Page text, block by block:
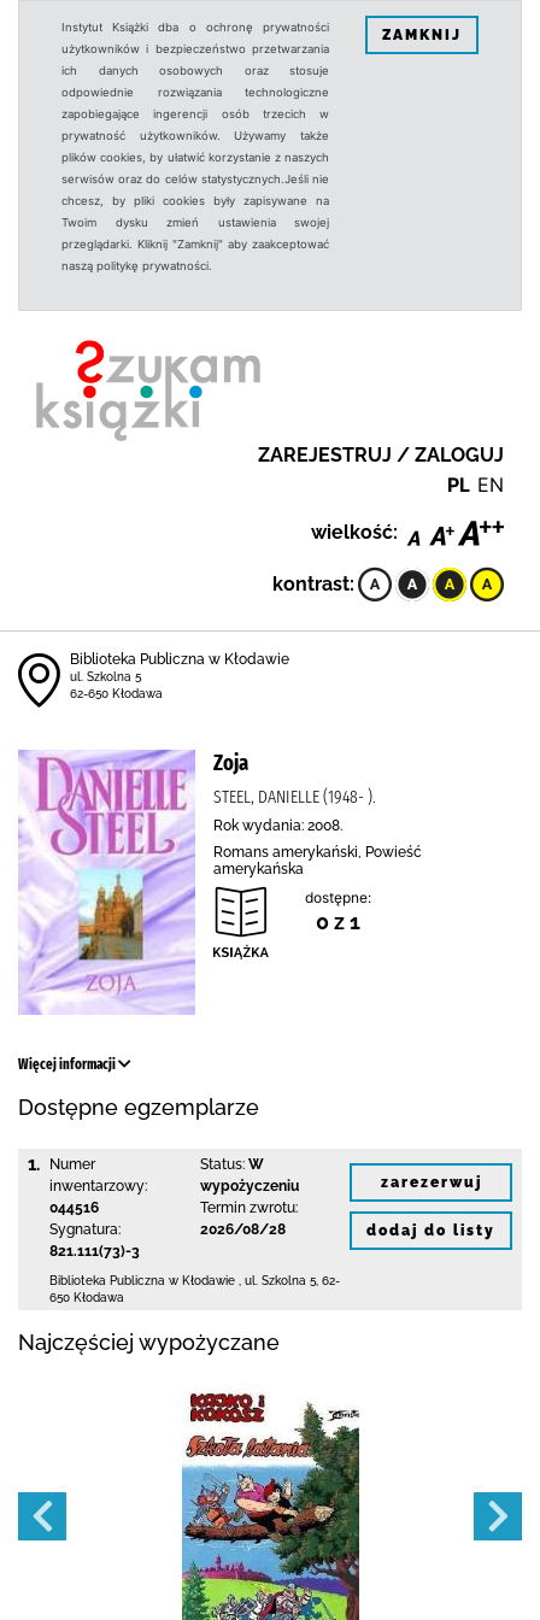
Instytut Książki dba o ochronę prywatności
użytkowników i bezpieczeństwo przetwarzania
ich danych osobowych oraz stosuje
odpowiednie rozwiązania technologiczne
zapobiegające ingerencji osób trzecich w
prywatność użytkowników. Używamy także
plików cookies, by ułatwić korzystanie z naszych
serwisów oraz do celów statystycznych.Jeśli nie
chcesz, by pliki cookies były zapisywane na
Twoim dysku zmień ustawienia swojej
przeglądarki. Kliknij "Zamknij" aby zaakceptować
naszą politykę prywatności.
ZAMKNIJ
ZAREJESTRUJ / ZALOGUJ
PL EN
wielkość:
kontrast:
Biblioteka Publiczna w Kłodawie
ul. Szkolna 5
62-650 Kłodawa
Zoja
STEEL, DANIELLE (1948- ).
Rok wydania: 2008.
Romans amerykański, Powieść
amerykańska
dostępne:
0 z 1
Więcej informacji
Dostępne egzemplarze
1.
Numer
inwentarzowy:
044516
Sygnatura:
821.111(73)-3
Status: W
wypożyczeniu
Termin zwrotu:
2026/08/28
Biblioteka Publiczna w Kłodawie ul. Szkolna 5 62-
650 Kłodawa
zarezerwuj
dodaj do listy
Najczęściej wypożyczane